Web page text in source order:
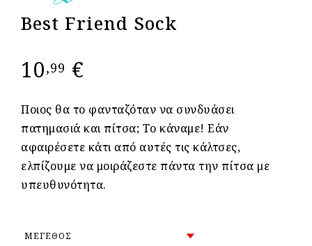
Best Friend Sock
10,99 €
Ποιος θα το φανταζόταν να συνδυάσει
πατημασιά και πίτσα; Το κάναμε! Εάν
αφαιρέσετε κάτι από αυτές τις κάλτσες,
ελπίζουμε να μοιράζεστε πάντα την πίτσα με
υπευθυνότητα.